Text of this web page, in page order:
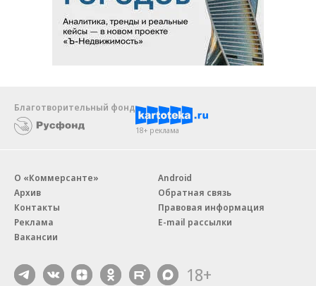
Благотворительный фонд
18+ реклама
О «Коммерсанте»
Архив
Контакты
Реклама
Вакансии
Android
Обратная связь
Правовая информация
E-mail рассылки
18+